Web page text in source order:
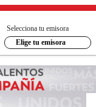
Selecciona tu emisora
Elige tu emisora